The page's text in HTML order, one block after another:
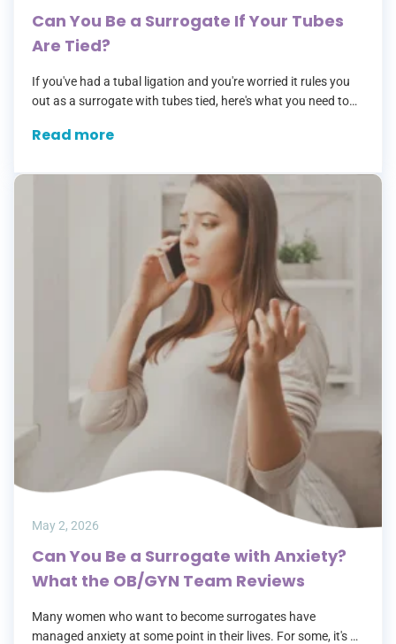
Can You Be a Surrogate If Your Tubes
Are Tied?
If you've had a tubal ligation and you're worried it rules you
out as a surrogate with tubes tied, here's what you need to
Read more
May 2, 2026
Can You Be a Surrogate with Anxiety?
What the OB/GYN Team Reviews
Many women who want to become surrogates have
managed anxiety at some point in their lives. For some, it's a